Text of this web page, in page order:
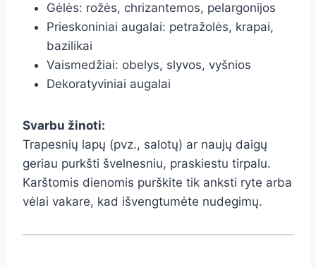
Gėlės: rožės, chrizantemos, pelargonijos
Prieskoniniai augalai: petražolės, krapai,
bazilikai
Vaismedžiai: obelys, slyvos, vyšnios
Dekoratyviniai augalai
Svarbu žinoti:
Trapesnių lapų (pvz., salotų) ar naujų daigų
geriau purkšti švelnesniu, praskiestu tirpalu.
Karštomis dienomis purškite tik anksti ryte arba
vėlai vakare, kad išvengtumėte nudegimų.